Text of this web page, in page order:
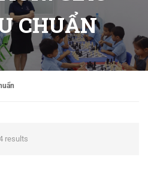
CHUẨN
results